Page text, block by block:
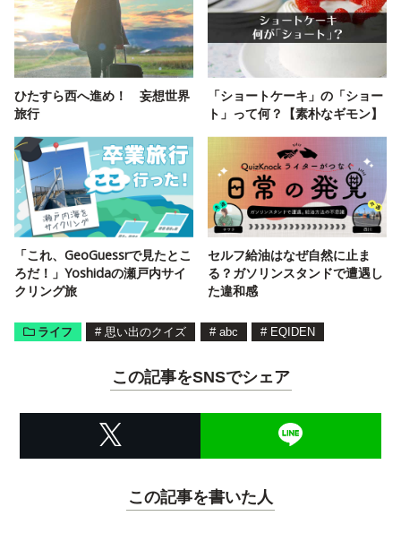
ひたすら西へ進め！ 妄想世界
旅行
「ショートケーキ」の「ショー
ト」って何？【素朴なギモン】
「これ、GeoGuessrで見たとこ
ろだ！」Yoshidaの瀬戸内サイ
クリング旅
セルフ給油はなぜ自然に止ま
る？ガソリンスタンドで遭遇し
た違和感
ライフ # 思い出のクイズ # abc # EQIDEN
この記事をSNSでシェア
この記事を書いた人